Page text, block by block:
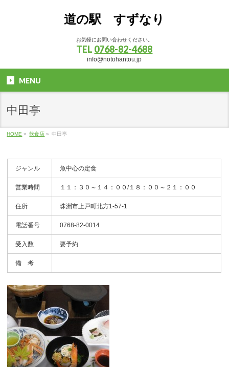
道の駅 すずなり
お気軽にお問い合わせください。
TEL 0768-82-4688
info@notohantou.jp
MENU
中田亭
HOME » 飲食店 » 中田亭
ジャンル 魚中心の定食
営業時間 １１：３０～１４：００/１８：００～２１：００
住所 珠洲市上戸町北方1-57-1
電話番号 0768-82-0014
受入数 要予約
備 考